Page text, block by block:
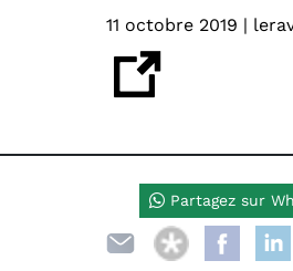
11 octobre 2019 |
Partagez sur